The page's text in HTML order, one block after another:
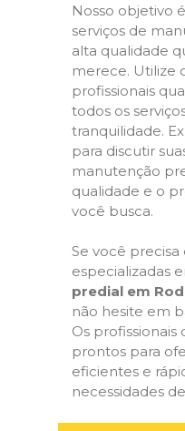
Nosso objetivo
serviços de
alta qualidade
merece. Utilize
profissionais
todos os
tranquilidade.
para discutir
manutenção
qualidade e o
você busca.
Se você
especializadas
predial em
não hesite em
Os profissionais
prontos para
eficientes e
necessidades